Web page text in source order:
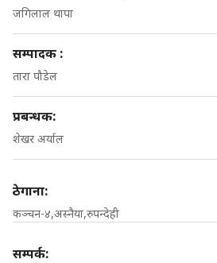
जगिलाल थापा
सम्पादक :
तारा पौडेल
प्रबन्धक:
शेखर अर्याल
ठेगाना:
कञ्चन-४,अस्नैया,रुपन्देही
सम्पर्क: